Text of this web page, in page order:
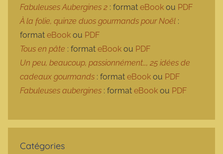
Fabuleuses Aubergines 2 : format eBook ou PDF
À la folie, quinze duos gourmands pour Noël :
format eBook ou PDF
Tous en pâte : format eBook ou PDF
Un peu, beaucoup, passionnément…, 25 idées de
cadeaux gourmands : format eBook ou PDF
Fabuleuses aubergines : format eBook ou PDF
Catégories